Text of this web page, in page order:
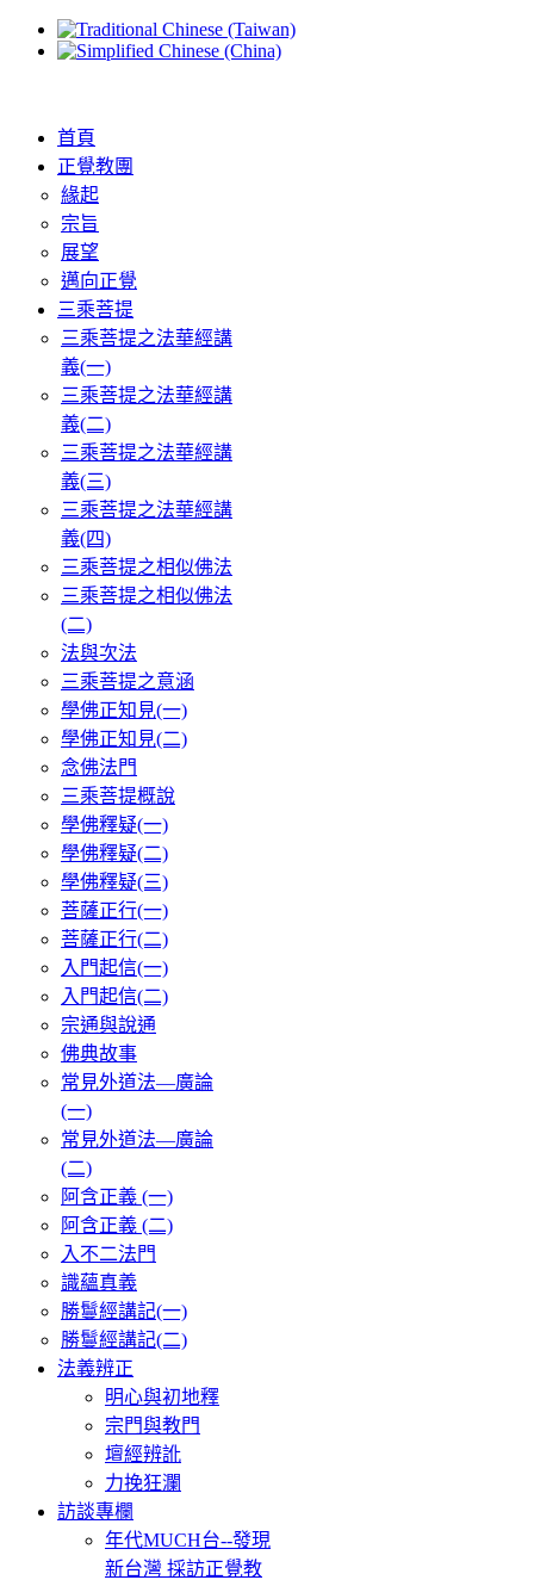
首頁
正覺教團
緣起
宗旨
展望
邁向正覺
三乘菩提
三乘菩提之法華經講
義(一)
三乘菩提之法華經講
義(二)
三乘菩提之法華經講
義(三)
三乘菩提之法華經講
義(四)
三乘菩提之相似佛法
三乘菩提之相似佛法
(二)
法與次法
三乘菩提之意涵
學佛正知見(一)
學佛正知見(二)
念佛法門
三乘菩提概說
學佛釋疑(一)
學佛釋疑(二)
學佛釋疑(三)
菩薩正行(一)
菩薩正行(二)
入門起信(一)
入門起信(二)
宗通與說通
佛典故事
常見外道法—廣論
(一)
常見外道法—廣論
(二)
阿含正義 (一)
阿含正義 (二)
入不二法門
識蘊真義
勝鬘經講記(一)
勝鬘經講記(二)
法義辨正
明心與初地釋
宗門與教門
壇經辨訛
力挽狂瀾
訪談專欄
年代MUCH台--發現
新台灣 採訪正覺教